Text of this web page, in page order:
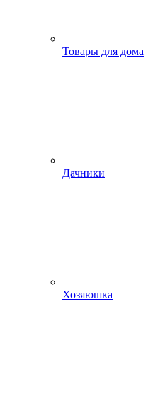
Товары для дома
Дачники
Хозяюшка